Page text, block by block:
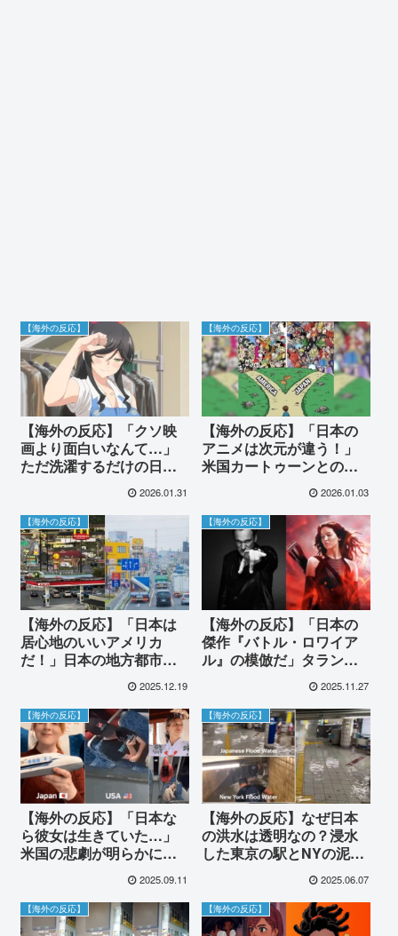
【海外の反応】
【海外の反応】「クソ映
画より面白いなんて…」
ただ洗濯するだけの日本
アニメに世界が衝撃！欧
米が失った「心」がここ
にあると大絶賛
2026.01.31
【海外の反応】
【海外の反応】「日本の
アニメは次元が違う！」
米国カートゥーンとの比
較論争に世界が衝撃！ハ
リウッドを凌駕する日本
の圧倒的クオリティと市
場逆転の真実
2026.01.03
【海外の反応】
【海外の反応】「日本は
居心地のいいアメリカ
だ！」日本の地方都市と
米国の郊外が似すぎ！？
→その決定的な違いに世
界が驚愕「見た目は同じ
でも日本は歩ける天
国！」
2025.12.19
【海外の反応】
【海外の反応】「日本の
傑作『バトル・ロワイア
ル』の模倣だ」タランテ
ィーノが『ハンガー・ゲ
ーム』を痛烈批判！海外
からは「お前が言うな」
の嵐
2025.11.27
【海外の反応】
【海外の反応】「日本な
ら彼女は生きていた…」
米国の悲劇が明らかにし
た日米の決定的違い。日
本の奇跡的な治安に世界
から称賛と羨望の声が殺
到！
2025.09.11
【海外の反応】
【海外の反応】なぜ日本
の洪水は透明なの？浸水
した東京の駅とNYの泥水
との比較映像に世界が唖
然…。「これはもはや芸
術の域」と絶賛の嵐に！
2025.06.07
【海外の反応】 【海外の反応】